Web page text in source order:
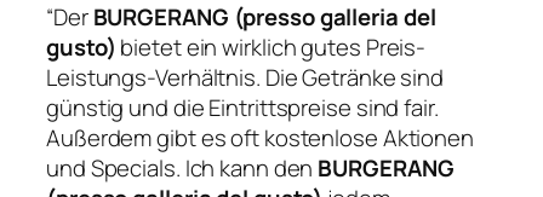
“DerBURGERANG (presso galleria del
gusto) bietet ein wirklich gutes Preis-
Leistungs-Verhältnis. Die Getränke sind
günstig und die Eintrittspreise sind fair.
Außerdem gibt es oft kostenlose Aktionen
und Specials. Ich kann den BURGERANG